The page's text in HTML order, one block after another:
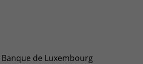
de Luxembourg